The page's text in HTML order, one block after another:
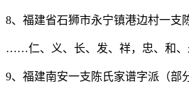
8、福建省石狮市永宁镇港边村一支
……仁、义、长、发、祥，忠、和
9、福建南安一支陈氏家谱字派（部